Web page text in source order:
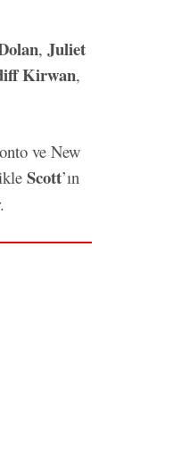
, Juliet
Kirwan,
ve New
Scott’ın